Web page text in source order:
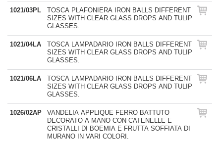
1021/03PL
TOSCA PLAFONIERA IRON BALLS DIFFERENT
SIZES WITH CLEAR GLASS DROPS AND TULIP
GLASSES.
1021/04LA
TOSCA LAMPADARIO IRON BALLS DIFFERENT
SIZES WITH CLEAR GLASS DROPS AND TULIP
GLASSES.
1021/06LA
TOSCA LAMPADARIO IRON BALLS DIFFERENT
SIZES WITH CLEAR GLASS DROPS AND TULIP
GLASSES.
1026/02AP
VANDELIA APPLIQUE FERRO BATTUTO
DECORATO A MANO CON CATENELLE E
CRISTALLI DI BOEMIA E FRUTTA SOFFIATA DI
MURANO IN VARI COLORI.